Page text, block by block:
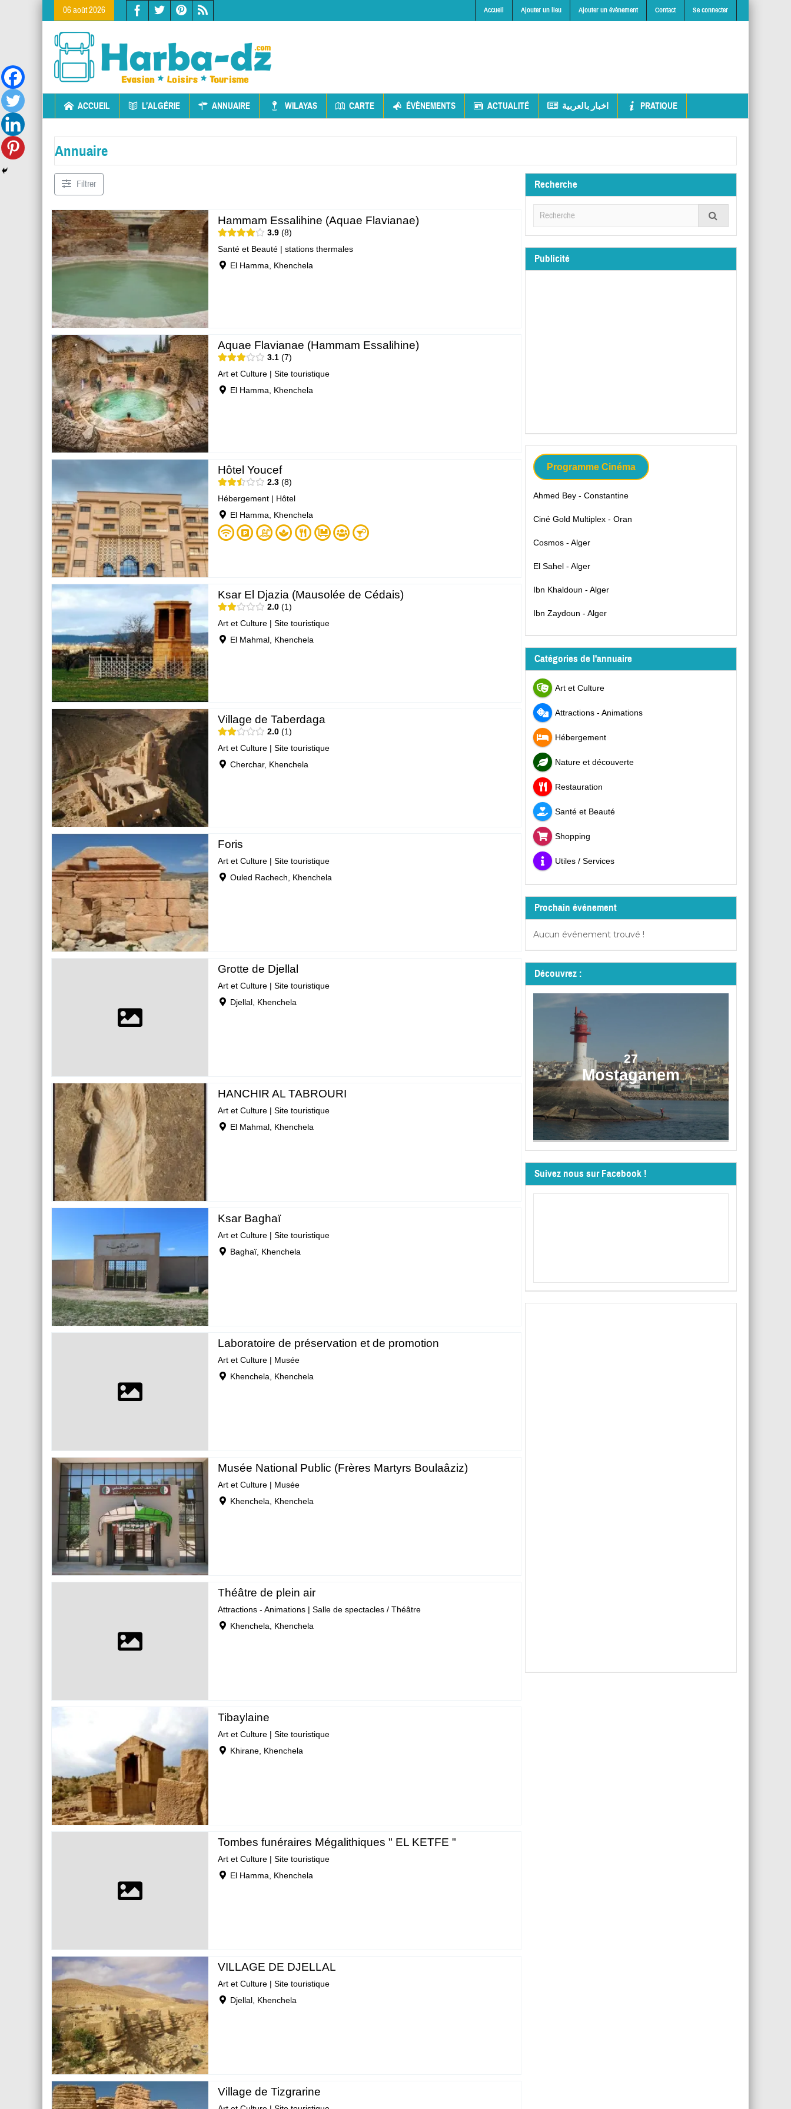
06 août 2026 Accueil Ajouter un lieu Ajouter un évènement Contact Se connecter
ACCUEIL L’ALGÉRIE ANNUAIRE WILAYAS CARTE ÉVÈNEMENTS ACTUALITÉ اخبار بالعربية PRATIQUE
Annuaire
Filtrer
Hammam Essalihine (Aquae Flavianae)
3.9 8
Santé et Beauté| stations thermales
El Hamma, Khenchela
Aquae Flavianae (Hammam Essalihine)
3.1 7
Art et Culture| Site touristique
El Hamma, Khenchela
Hôtel Youcef
2.3 8
Hébergement| Hôtel
El Hamma, Khenchela
Ksar El Djazia (Mausolée de Cédais)
2.0 1
Art et Culture| Site touristique
El Mahmal, Khenchela
Village de Taberdaga
2.0 1
Art et Culture| Site touristique
Cherchar, Khenchela
Foris
Art et Culture| Site touristique
Ouled Rachech, Khenchela
Grotte de Djellal
Art et Culture| Site touristique
Djellal, Khenchela
HANCHIR AL TABROURI
Art et Culture| Site touristique
El Mahmal, Khenchela
Ksar Baghaï
Art et Culture| Site touristique
Baghaï, Khenchela
Laboratoire de préservation et de promotion
Art et Culture| Musée
Khenchela, Khenchela
Musée National Public (Frères Martyrs Boulaâziz)
Art et Culture| Musée
Khenchela, Khenchela
Théâtre de plein air
Attractions - Animations| Salle de spectacles / Théâtre
Khenchela, Khenchela
Tibaylaine
Art et Culture| Site touristique
Khirane, Khenchela
Tombes funéraires Mégalithiques " EL KETFE "
Art et Culture| Site touristique
El Hamma, Khenchela
VILLAGE DE DJELLAL
Art et Culture| Site touristique
Djellal, Khenchela
Village de Tizgrarine
Recherche
Publicité
Programme Cinéma
Ahmed Bey - Constantine
Ciné Gold Multiplex - Oran
Cosmos - Alger
El Sahel - Alger
Ibn Khaldoun - Alger
Ibn Zaydoun - Alger
Catégories de l'annuaire
Art et Culture
Attractions - Animations
Hébergement
Nature et découverte
Restauration
Santé et Beauté
Shopping
Utiles / Services
Prochain événement
Aucun événement trouvé !
Découvrez :
27
Mostaganem
Suivez nous sur Facebook !